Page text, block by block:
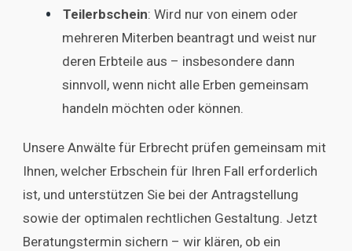
Teilerbschein: Wird nur von einem oder
mehreren Miterben beantragt und weist nur
deren Erbteile aus – insbesondere dann
sinnvoll, wenn nicht alle Erben gemeinsam
handeln möchten oder können.
Unsere Anwälte für Erbrecht prüfen gemeinsam mit
Ihnen, welcher Erbschein für Ihren Fall erforderlich
ist, und unterstützen Sie bei der Antragstellung
sowie der optimalen rechtlichen Gestaltung. Jetzt
Beratungstermin sichern – wir klären, ob ein